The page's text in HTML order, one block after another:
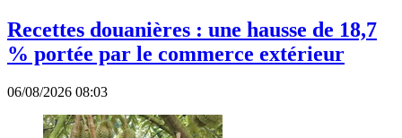
Recettes douanières : une hausse de 18,7
% portée par le commerce extérieur
06/08/2026 08:03